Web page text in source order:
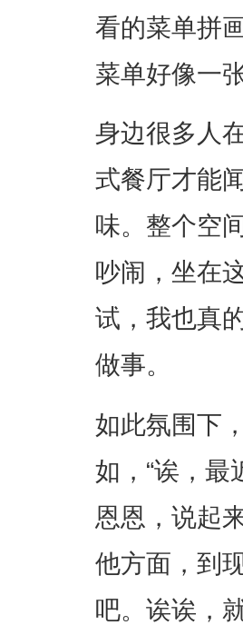
看的菜单拼
菜单好像一
身边很多人
式餐厅才能
味。整个空
吵闹，坐在
试，我也真
做事。
如此氛围下
如，“诶，最
恩恩，说起
他方面，到
吧。诶诶，